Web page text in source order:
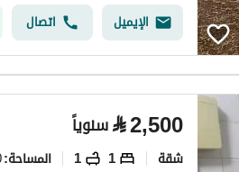
الإيميل اتصال
⃁2,500 سنوياً
شقة 1
1 المساحة: